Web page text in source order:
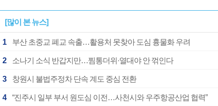
[많이 본 뉴스]
1 부산 초중교 폐교 속출…활용처 못찾아 도심 흉물화 우려
2 소나기 소식 반갑지만…찜통더위·열대야 안 꺾인다
3 창원시 불법주정차 단속 계도 중심 전환
4 “진주시 일부 부서 원도심 이전…사천시와 우주항공산업 협력”